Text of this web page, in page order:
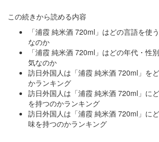
この続きから読める内容
「浦霞 純米酒 720ml」はどの言語を使
なのか
「浦霞 純米酒 720ml」はどの年代・性
気なのか
訪日外国人は「浦霞 純米酒 720ml」を
かランキング
訪日外国人は「浦霞 純米酒 720ml」に
を持つのかランキング
訪日外国人は「浦霞 純米酒 720ml」に
味を持つのかランキング